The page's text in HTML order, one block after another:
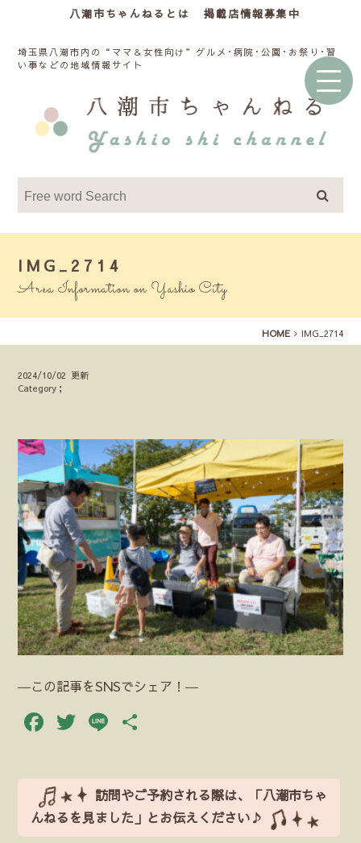
八潮市ちゃんねるとは 掲載店情報募集中
埼玉県八潮市内の“ママ＆女性向け”グルメ･病院･公園･お祭り･習
い事などの地域情報サイト
IMG_2714
Area Information on Yashio City
HOME IMG_2714
2024/10/02 更新
Category；
―この記事をSNSでシェア！―
Facebook
Twitter
Line
訪問やご予約される際は、「八潮市ちゃ
んねるを見ました」とお伝えください♪